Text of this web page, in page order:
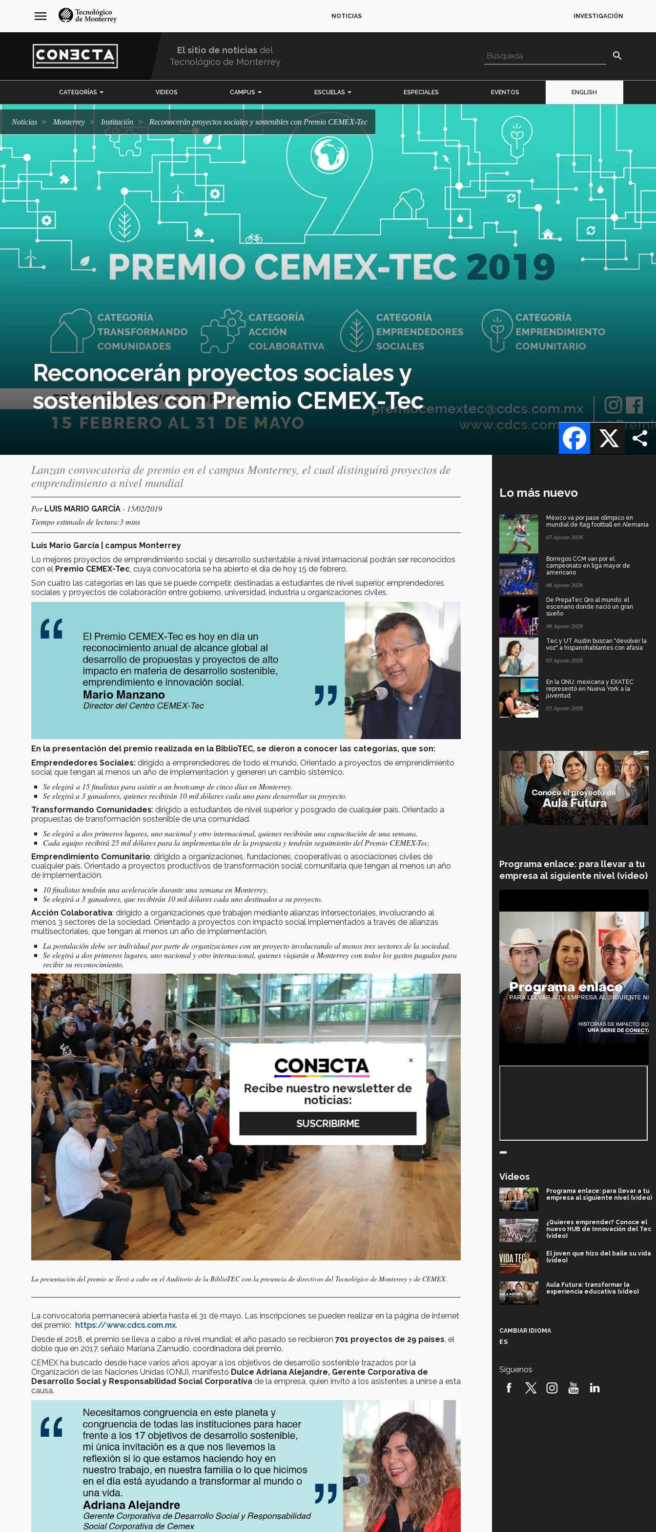
navegación
principal
menu NOTICIAS INVESTIGACIÓN
El sitio de noticias del
Tecnológico de Monterrey
search
CATEGORÍAS VIDEOS CAMPUS ESCUELAS ESPECIALES EVENTOS ENGLISH
Noticias Monterrey Institución Reconocerán proyectos sociales y sostenibles con Premio CEMEX-Tec
Reconocerán proyectos sociales y
sostenibles con Premio CEMEX-Tec
X
Facebook
Lanzan convocatoria de premio en el campus Monterrey, el cual distinguirá proyectos de
emprendimiento a nivel mundial
Por LUIS MARIO GARCÍA - 15/02/2019
Tiempo estimado de lectura:3 mins
Luis Mario García | campus Monterrey
Lo mejores proyectos de emprendimiento social y desarrollo sustentable a nivel internacional podrán ser reconocidos
con el Premio CEMEX-Tec , cuya convocatoria se ha abierto el día de hoy 15 de febrero.
Son cuatro las categorías en las que se puede competir, destinadas a estudiantes de nivel superior, emprendedores
sociales y proyectos de colaboración entre gobierno, universidad, industria u organizaciones civiles.
En la presentación del premio realizada en la BiblioTEC, se dieron a conocer las categorías, que son:
Emprendedores Sociales: dirigido a emprendedores de todo el mundo. Orientado a proyectos de emprendimiento
social que tengan al menos un año de implementación y generen un cambio sistémico.
Se elegirá a 15 finalistas para asistir a un bootcamp de cinco días en Monterrey.
Se elegirá a 3 ganadores, quienes recibirán 10 mil dólares cada uno para desarrollar su proyecto.
Transformando Comunidades: dirigido a estudiantes de nivel superior y posgrado de cualquier país. Orientado a
propuestas de transformación sostenible de una comunidad.
Se elegirá a dos primeros lugares, uno nacional y otro internacional, quienes recibirán una capacitación de una semana.
Cada equipo recibirá 25 mil dólares para la implementación de la propuesta y tendrán seguimiento del Premio CEMEX-Tec.
Emprendimiento Comunitario: dirigido a organizaciones, fundaciones, cooperativas o asociaciones civiles de
cualquier país. Orientado a proyectos productivos de transformación social comunitaria que tengan al menos un año
de implementación.
10 finalistas tendrán una aceleración durante una semana en Monterrey.
Se elegirá a 3 ganadores, que recibirán 10 mil dólares cada uno destinados a su proyecto.​​​​
Acción Colaborativa: dirigido a organizaciones que trabajen mediante alianzas intersectoriales, involucrando al
menos 3 sectores de la sociedad. Orientado a proyectos con impacto social implementados a través de alianzas
multisectoriales, que tengan al menos un año de implementación.
La postulación debe ser individual por parte de organizaciones con un proyecto involucrando al menos tres sectores de la sociedad.
Se elegirá a dos primeros lugares, uno nacional y otro internacional, quienes viajarán a Monterrey con todos los gastos pagados para
recibir su reconocimiento.
La presentación del premio se llevó a cabo en el Auditorio de la BiblioTEC con la presencia de directivos del Tecnológico de Monterrey y de CEMEX.
La convocatoria permanecerá abierta hasta el 31 de mayo. Las inscripciones se pueden realizar en la página de internet
del premio: https://www.cdcs.com.mx.
Desde el 2018, el premio se lleva a cabo a nivel mundial; el año pasado se recibieron 701 proyectos de 29 países, el
doble que en 2017, señaló Mariana Zamudio, coordinadora del premio.
CEMEX ha buscado desde hace varios años apoyar a los objetivos de desarrollo sostenible trazados por la
Organización de las Naciones Unidas (ONU), manifestó Dulce Adriana Alejandre, Gerente Corporativa de
Desarrollo Social y Responsabilidad Social Corporativa de la empresa, quien invitó a los asistentes a unirse a esta
causa.
Lo más nuevo
México va por pase olímpico en
mundial de flag football en Alemania
07 Agosto 2026
Borregos CCM van por el
campeonato en liga mayor de
americano
06 Agosto 2026
De PrepaTec Qro al mundo: el
escenario donde nació un gran
sueño
06 Agosto 2026
Tec y UT Austin buscan "devolver la
voz" a hispanohablantes con afasia
05 Agosto 2026
En la ONU: mexicana y EXATEC
representó en Nueva York a la
juventud
05 Agosto 2026
Programa enlace: para llevar a tu
empresa al siguiente nivel (video)
Videos
Programa enlace: para llevar a tu
empresa al siguiente nivel (video)
¿Quieres emprender? Conoce el
nuevo HUB de Innovación del Tec
(video)
El joven que hizo del baile su vida
(video)
Aula Futura: transformar la
experiencia educativa (video)
robótica FIRST 2026! (video)
CAMBIAR IDIOMA
ES
Síguenos
×
Recibe nuestro newsletter de
noticias: